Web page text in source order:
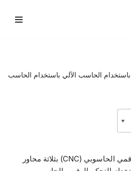
الطحن باستخدام التحكم الرقمي الحاسوبي (CNC) بثلاثة محاور